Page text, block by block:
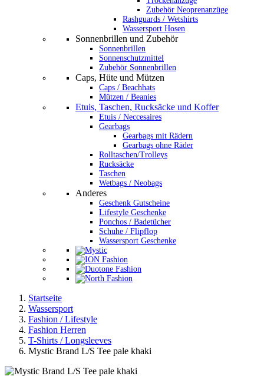
Zubehör Neoprenanzüge
Rashguards / Wetshirts
Wassersport Hosen
Sonnenbrillen und Zubehör
Sonnenbrillen
Sonnenschutzmittel
Zubehör Sonnenbrillen
Caps, Hüte und Mützen
Caps / Beachhats
Mützen / Beanies
Etuis, Taschen, Rucksäcke und Koffer
Etuis / Neccesaires
Gearbags
Gearbags mit Rädern
Gearbags ohne Räder
Rolltaschen/Trolleys
Rucksäcke
Taschen
Wetbags / Neobags
Anderes
Geschenk Gutscheine
Lifestyle Geschenke
Ponchos / Badetücher
Schuhe / Flipflop
Wassersport Geschenke
Startseite
Wassersport
Fashion / Lifestyle
Fashion Herren
T-Shirts / Longsleeves
Mystic Brand L/S Tee pale khaki